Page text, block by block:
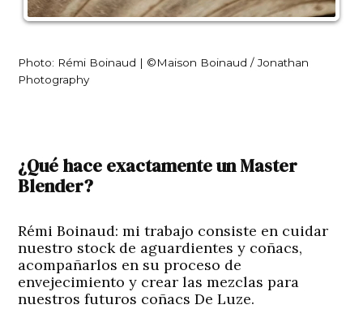
Photo: Rémi Boinaud | ©Maison Boinaud / Jonathan
Photography
¿Qué hace exactamente un Master
Blender?
Rémi Boinaud:mi trabajo consiste en cuidar
nuestro stock de aguardientes y coñacs,
acompañarlos en su proceso de
envejecimiento y crear las mezclas para
nuestros futuros coñacs De Luze.